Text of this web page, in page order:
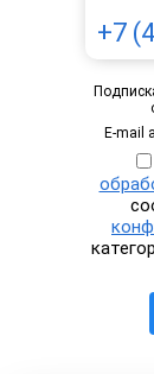
+7
E-mail